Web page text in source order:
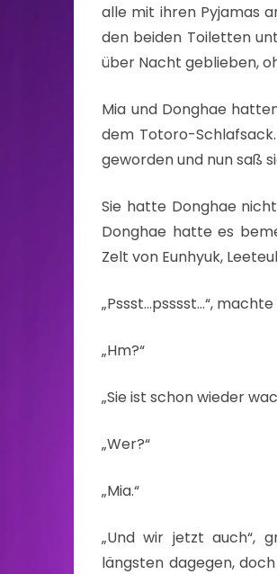
alle mit ihren Pyjamas
den beiden Toiletten
über Nacht geblieben,
Mia und Donghae
dem Totoro-
geworden und nun saß
Sie hatte Donghae
Donghae hatte es
Zelt von Eunhyuk,
„Pssst…psssst…“,
„Hm?“
„Sie ist schon wieder
„Wer?“
„Mia.“
„Und wir jetzt auch“,
längsten dagegen,